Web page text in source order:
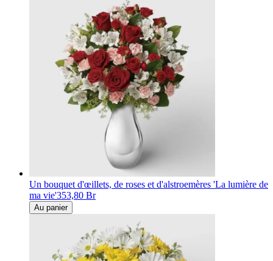
Un bouquet d'œillets, de roses et d'alstroemères 'La lumière de
ma vie'353,80 Br
Au panier